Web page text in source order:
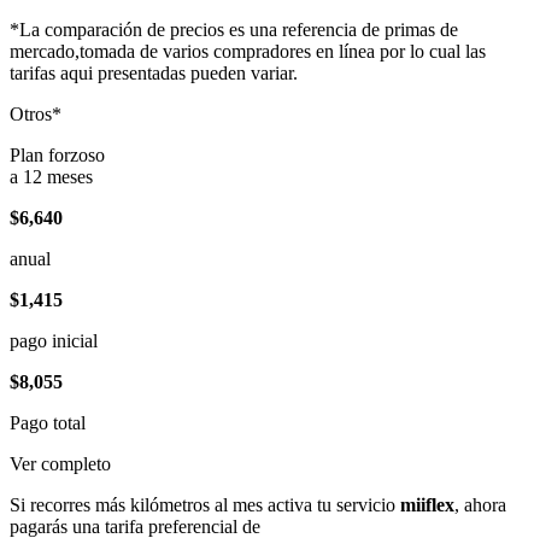
*La comparación de precios es una referencia de primas de
mercado,tomada de varios compradores en línea por lo cual las
tarifas aqui presentadas pueden variar.
Otros*
Plan forzoso
a 12 meses
$6,640
anual
$1,415
pago inicial
$8,055
Pago total
Ver completo
Si recorres más kilómetros al mes activa tu servicio miiflex, ahora
pagarás una tarifa preferencial de